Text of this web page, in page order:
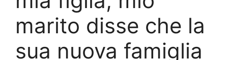
marito disse che la
sua nuova famiglia